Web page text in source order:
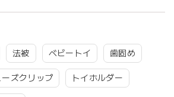
法被 ベビートイ 歯固め
ーズクリップ トイホルダー
26
！手持ちのビブより少し小さい作りで
題なし^ ^ありがとうございました♡